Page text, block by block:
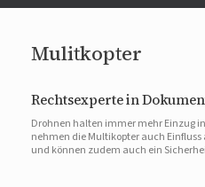
Mulitkopter
Rechtsexperte in
Drohnen halten immer mehr Einzug
nehmen die Multikopter auch
und können zudem auch ein